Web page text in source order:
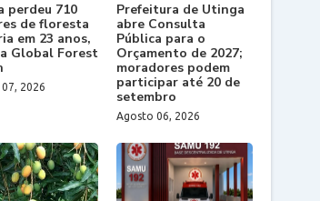
perdeu 710
de floresta
em 23 anos,
Global Forest
2026
Prefeitura de Utinga
abre Consulta
Pública para o
Orçamento de 2027;
moradores podem
participar até 20 de
setembro
Agosto 06, 2026